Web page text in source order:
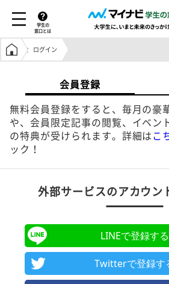
学生の
窓口とは
学生の窓口トップ
ログイン
会員登録
無料会員登録をすると、毎月の豪
や、会員限定記事の閲覧、イベン
の特典が受けられます。詳細は こ
ック！
外部サービスのアカウン
LINEで登録する
Twitterで登録す